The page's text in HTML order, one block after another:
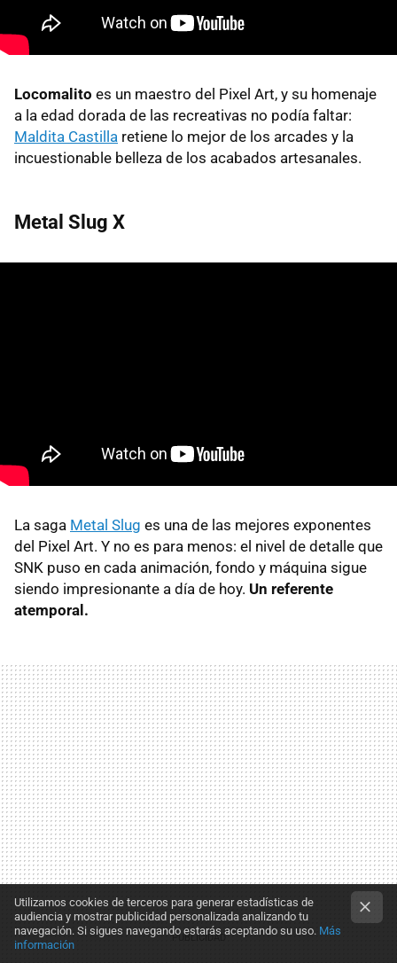
Locomalito es un maestro del Pixel Art, y su homenaje
a la edad dorada de las recreativas no podía faltar:
Maldita Castilla retiene lo mejor de los arcades y la
incuestionable belleza de los acabados artesanales.
Metal Slug X
La saga Metal Slug es una de las mejores exponentes
del Pixel Art. Y no es para menos: el nivel de detalle que
SNK puso en cada animación, fondo y máquina sigue
siendo impresionante a día de hoy. Un referente
atemporal.
Utilizamos cookies de terceros para generar estadísticas de
audiencia y mostrar publicidad personalizada analizando tu
navegación. Si sigues navegando estarás aceptando su uso. Más
información